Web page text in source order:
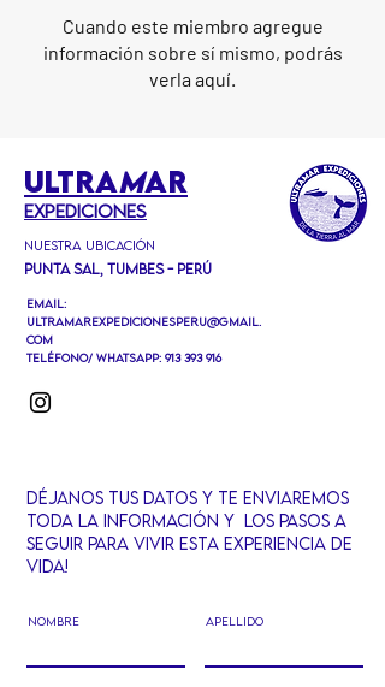
Cuando este miembro agregue
información sobre sí mismo, podrás
verla aquí.
ULTRAMAR
EXPEDICIONEs
Nuestra ubicación
Punta Sal, Tumbes - Perú
Email:
ultramarexpedicionesperu@gmail.
com
Teléfono/ Whatsapp: 913 393 916
Déjanos tus datos y te ENVIaremos
TODa la informaciÓn y LOS PASOS A
SEGUIR PARA VIVIR ESTA EXPERIENCIA DE
VIDA!
Nombre Apellido